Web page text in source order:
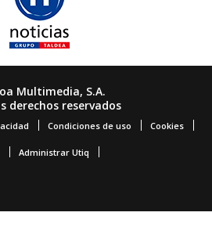
Multimedia, S.A.
derechos reservados
Condiciones de uso Cookies
Administrar Utiq